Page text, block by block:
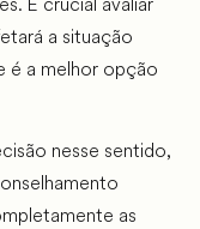
a situação
é a melhor opção
nesse sentido,
as